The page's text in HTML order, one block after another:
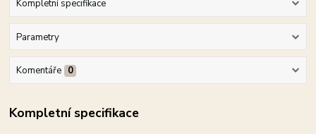
Kompletní specifikace
Parametry
Komentáře 0
Kompletní specifikace